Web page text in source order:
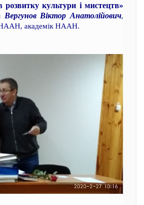
розвитку культури і мистецтв»
Вергунов Віктор Анатолійович,
академік НААН.